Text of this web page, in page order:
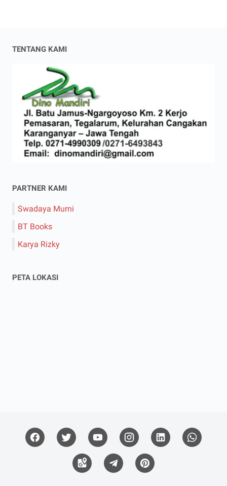
TENTANG KAMI
PARTNER KAMI
Swadaya Murni
BT Books
Karya Rizky
PETA LOKASI